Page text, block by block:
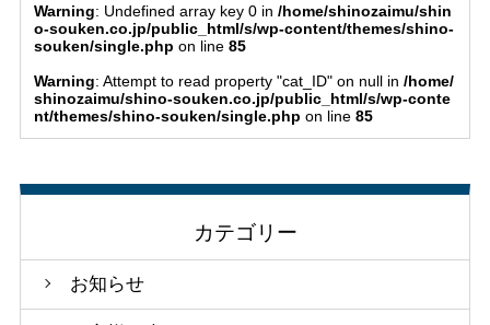
Warning: Undefined array key 0 in/home/shinozaimu/shin
o-souken.co.jp/public_html/s/wp-content/themes/shino-
souken/single.php on line85
Warning: Attempt to read property "cat_ID" on null in/home/
shinozaimu/shino-souken.co.jp/public_html/s/wp-conte
nt/themes/shino-souken/single.php on line85
カテゴリー
お知らせ